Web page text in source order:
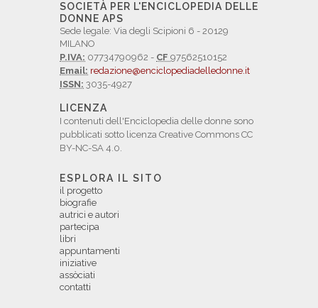
SOCIETÀ PER L'ENCICLOPEDIA DELLE
DONNE APS
Sede legale: Via degli Scipioni 6 - 20129
MILANO
P.IVA: 07734790962 - CF 97562510152
Email: redazione@enciclopediadelledonne.it
ISSN: 3035-4927
LICENZA
I contenuti dell'Enciclopedia delle donne sono
pubblicati sotto licenza Creative Commons CC
BY-NC-SA 4.0.
ESPLORA IL SITO
il progetto
biografie
autrici e autori
partecipa
libri
appuntamenti
iniziative
assòciati
contatti